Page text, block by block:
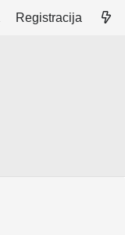
Registracija